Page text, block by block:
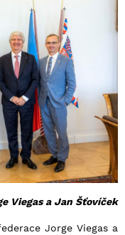
Viegas a Jan Šťovíček
Jorge Viegas a